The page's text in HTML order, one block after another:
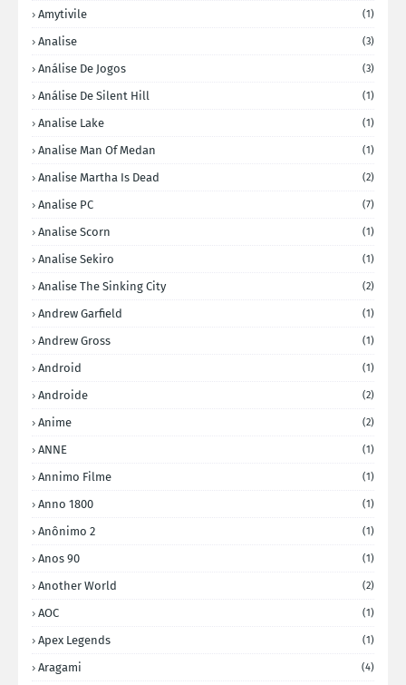
Amytivile (1)
Analise (3)
Análise De Jogos (3)
Análise De Silent Hill (1)
Analise Lake (1)
Analise Man Of Medan (1)
Analise Martha Is Dead (2)
Analise PC (7)
Analise Scorn (1)
Analise Sekiro (1)
Analise The Sinking City (2)
Andrew Garfield (1)
Andrew Gross (1)
Android (1)
Androide (2)
Anime (2)
ANNE (1)
Annimo Filme (1)
Anno 1800 (1)
Anônimo 2 (1)
Anos 90 (1)
Another World (2)
AOC (1)
Apex Legends (1)
Aragami (4)